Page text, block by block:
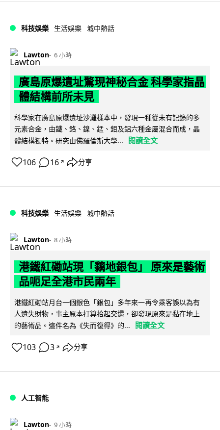
科技娛樂 生活娛樂 城中熱話
Lawton 6 小時
廣島原爆遺址驚現神秘合金 科學家指晶
體結構前所未見
科學家在廣島原爆遺址沙灘樣本中，發現一種從未有記錄的多
元素合金，由鐵、鉻、鎳、錳、鉬及鋁六種金屬混合而成，晶
體結構獨特。研究由佛羅倫斯大學...
閱讀全文
106 16 ↗ 分享
科技娛樂 生活娛樂 城中熱話
Lawton 8 小時
港鐵紅磡站現「黐地銀包」 原來是藝術
品呃足全港市民兩年
港鐵紅磡站月台一個銀色「銀包」多年來一再令乘客誤以為有
人遺失財物，事主原本打算拾起交還，卻發現原來是黏在地上
的藝術品。這件名為《失而復得》的...
閱讀全文
103 3 ↗ 分享
人工智能
Lawton 9 小時